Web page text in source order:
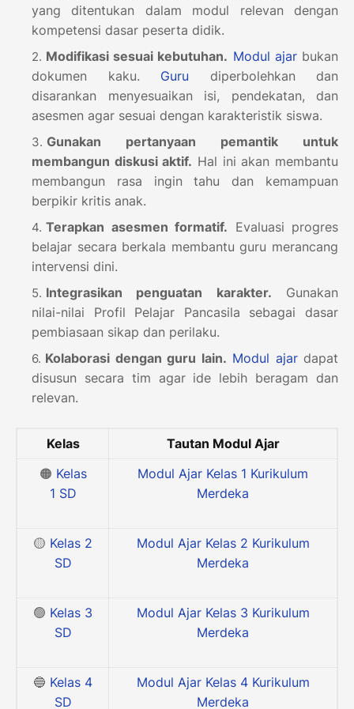
yang ditentukan dalam modul relevan dengan
kompetensi dasar peserta didik.
Modifikasi sesuai kebutuhan. Modul ajarbukan
dokumen kaku. Guru diperbolehkan dan
disarankan menyesuaikan isi, pendekatan, dan
asesmen agar sesuai dengan karakteristik siswa.
Gunakan pertanyaan pemantik untuk
membangun diskusi aktif. Hal ini akan membantu
membangun rasa ingin tahu dan kemampuan
berpikir kritis anak.
Terapkan asesmen formatif. Evaluasi progres
belajar secara berkala membantu guru merancang
intervensi dini.
Integrasikan penguatan karakter. Gunakan
nilai-nilai Profil Pelajar Pancasila sebagai dasar
pembiasaan sikap dan perilaku.
Kolaborasi dengan guru lain. Modul ajardapat
disusun secara tim agar ide lebih beragam dan
relevan.
Kelas
Tautan Modul Ajar
🟠 Kelas
1 SD
Modul Ajar Kelas 1 Kurikulum
Merdeka
🟡 Kelas 2
SD
Modul Ajar Kelas 2 Kurikulum
Merdeka
🟢 Kelas 3
SD
Modul Ajar Kelas 3 Kurikulum
Merdeka
🔵 Kelas 4
SD
Modul Ajar Kelas 4 Kurikulum
Merdeka